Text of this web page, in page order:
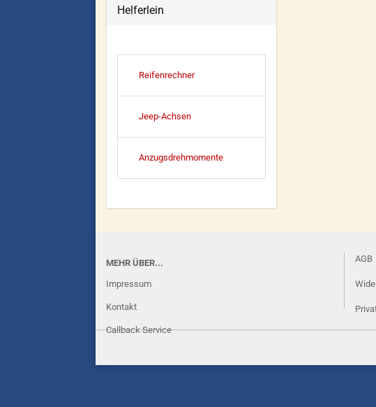
Helferlein
Reifenrechner
Jeep-Achsen
Anzugsdrehmomente
MEHR ÜBER...
Impressum
Kontakt
Callback Service
AGB